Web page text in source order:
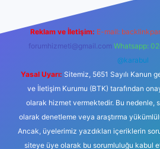
Reklam ve İletişim: E-mail:
forumhizmeti@gmail.com Whatsapp:
@karabul
Yasal Uyarı: Sitemiz, 5651 Sayılı Kanun
ve İletişim Kurumu (BTK) tarafından
olarak hizmet vermektedir. Bu nedenle,
olarak denetleme veya araştırma
Ancak, üyelerimiz yazdıkları içeriklerin
siteye üye olarak bu sorumluluğu kabul